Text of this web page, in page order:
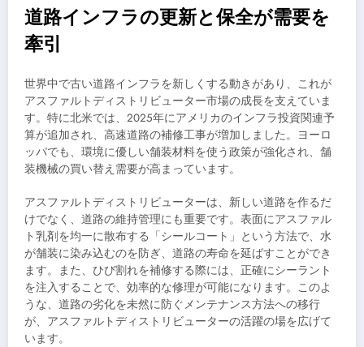
道路インフラの更新と保全が需要を
牽引
世界中で古い道路インフラを新しくする動きがあり、これが
アスファルトディストリビューター市場の成長を支えていま
す。特に北米では、2025年にアメリカのインフラ投資関連予
算が追加され、高速道路の補修工事が増加しました。ヨーロ
ッパでも、環境に優しい舗装材料を使う政策が強化され、舗
装機械の買い替え需要が高まっています。
アスファルトディストリビューターは、新しい道路を作るだ
けでなく、道路の維持管理にも重要です。表面にアスファル
ト乳剤を均一に散布する「シールコート」という方法で、水
が舗装に染み込むのを防ぎ、道路の寿命を延ばすことができ
ます。また、ひび割れを補修する際には、正確にシーラント
を注入することで、効率的な修理が可能になります。このよ
うな、道路の劣化を未然に防ぐメンテナンス方法への移行
が、アスファルトディストリビューターの活躍の場を広げて
います。